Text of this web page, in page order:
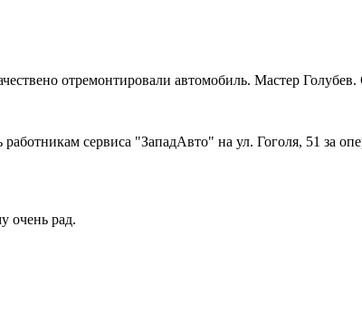
отремонтировали автомобиль. Мастер
сервиса "ЗападАвто" на ул. Гоголя, 51 за
очень рад.